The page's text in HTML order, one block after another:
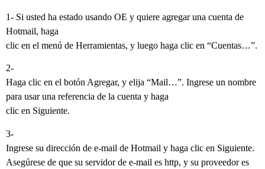
1- Si usted ha estado usando OE y quiere agregar una cuenta de
Hotmail, haga
clic en el menú de Herramientas, y luego haga clic en “Cuentas…”.
2-
Haga clic en el botón Agregar, y elija “Mail…”. Ingrese un nombre
para usar una referencia de la cuenta y haga
clic en Siguiente.
3-
Ingrese su dirección de e-mail de Hotmail y haga clic en Siguiente.
Asegúrese de que su servidor de e-mail es http, y su proveedor es